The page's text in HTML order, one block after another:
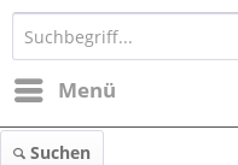
Menü
Suchen